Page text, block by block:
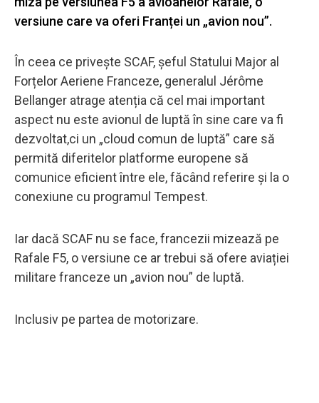
versiune care va oferi Franței un „avion nou”.
În ceea ce privește SCAF, șeful Statului Major al
Forțelor Aeriene Franceze, generalul Jérôme
Bellanger atrage atenția că cel mai important
aspect nu este avionul de luptă în sine care va fi
dezvoltat,ci un „cloud comun de luptă” care să
permită diferitelor platforme europene să
comunice eficient între ele, făcând referire și la o
conexiune cu programul Tempest.
Iar dacă SCAF nu se face, francezii mizează pe
Rafale F5, o versiune ce ar trebui să ofere aviației
militare franceze un „avion nou” de luptă.
Inclusiv pe partea de motorizare.